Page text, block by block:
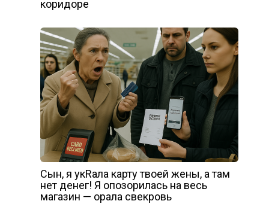
коридоре
Сын, я укRала карту твоей жены, а там
нет денег! Я опозорилась на весь
магазин — орала свекровь